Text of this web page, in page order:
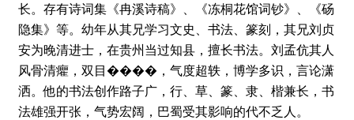
长。存有诗词集《冉溪诗稿》、《冻桐花馆词钞》、《砀
隐集》等。幼年从其兄学习文史、书法、篆刻，其兄刘贞
安为晚清进士，在贵州当过知县，擅长书法。刘孟伉其人
风骨清癯，双目����，气度超轶，博学多识，言论潇
洒。他的书法创作路子广，行、草、篆、隶、楷兼长，书
法雄强开张，气势宏阔，巴蜀受其影响的代不乏人。